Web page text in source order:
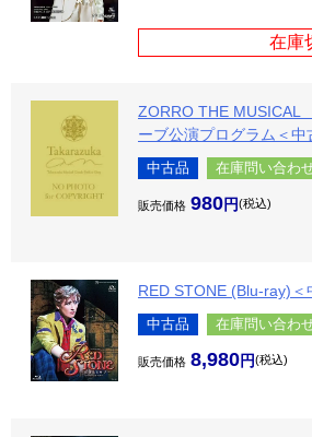
在庫
ZORRO THE
ーブ公演プログラム＜中
中古品 在庫問い合わ
販売価格 980 税込
RED STONE (Blu-ray)＜
中古品 在庫問い合わ
販売価格 8,980 税込